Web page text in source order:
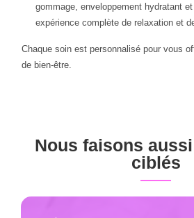
gommage, enveloppement hydratant
expérience complète de relaxation et
Chaque soin est personnalisé pour vous
de bien-être.
Nous faisons
ciblés